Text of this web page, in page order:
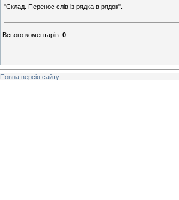
"Склад. Перенос слів із рядка в рядок".
Всього коментарів: 0
Повна версія сайту